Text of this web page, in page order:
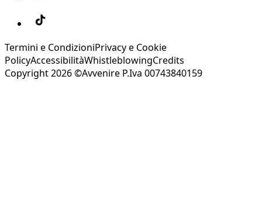
Termini e CondizioniPrivacy e Cookie
PolicyAccessibilitàWhistleblowingCredits
Copyright 2026 ©Avvenire P.Iva 00743840159